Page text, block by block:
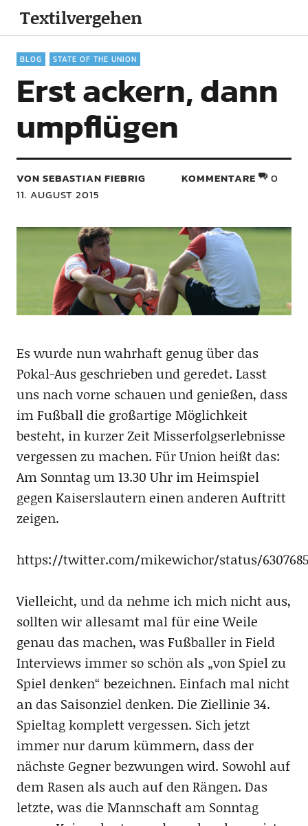
Textilvergehen
BLOG STATE OF THE UNION
Erst ackern, dann
umpflügen
VON SEBASTIAN FIEBRIG
11. AUGUST 2015
KOMMENTARE 0
Es wurde nun wahrhaft genug über das
Pokal-Aus geschrieben und geredet. Lasst
uns nach vorne schauen und genießen, dass
im Fußball die großartige Möglichkeit
besteht, in kurzer Zeit Misserfolgserlebnisse
vergessen zu machen. Für Union heißt das:
Am Sonntag um 13.30 Uhr im Heimspiel
gegen Kaiserslautern einen anderen Auftritt
zeigen.
https://twitter.com/mikewichor/status/
Vielleicht, und da nehme ich mich nicht aus,
sollten wir allesamt mal für eine Weile
genau das machen, was Fußballer in Field
Interviews immer so schön als „von Spiel zu
Spiel denken“ bezeichnen. Einfach mal nicht
an das Saisonziel denken. Die Ziellinie 34.
Spieltag komplett vergessen. Sich jetzt
immer nur darum kümmern, dass der
nächste Gegner bezwungen wird. Sowohl auf
dem Rasen als auch auf den Rängen. Das
letzte, was die Mannschaft am Sonntag